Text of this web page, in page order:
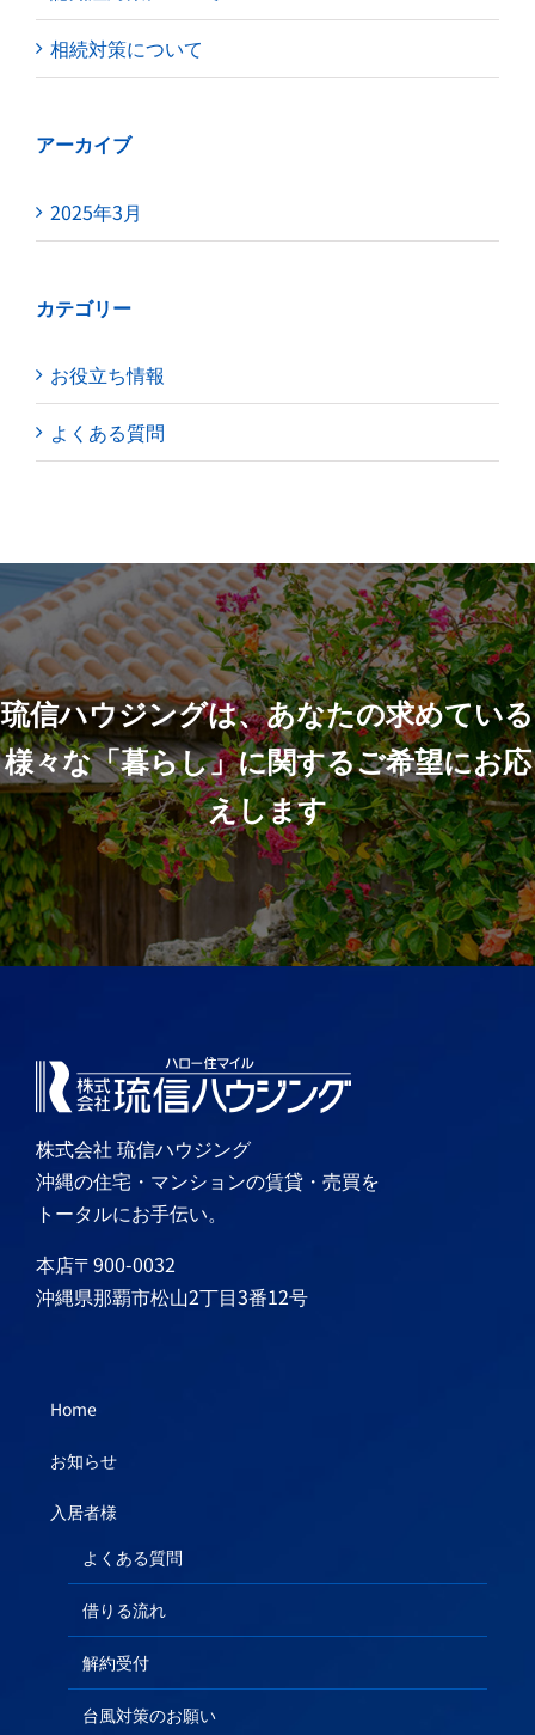
相続対策について
アーカイブ
2025年3月
カテゴリー
お役立ち情報
よくある質問
琉信ハウジングは、あなたの求めている
様々な「暮らし」に関するご希望にお応
えします
株式会社 琉信ハウジング
沖縄の住宅・マンションの賃貸・売買を
トータルにお手伝い。
本店〒900-0032
沖縄県那覇市松山2丁目3番12号
Home
お知らせ
入居者様
よくある質問
借りる流れ
解約受付
台風対策のお願い